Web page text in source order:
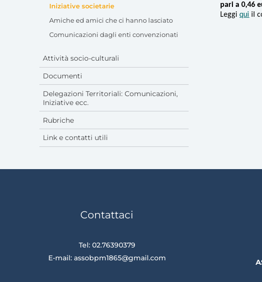
Iniziative societarie
Amiche ed amici che ci hanno lasciato
Comunicazioni dagli enti convenzionati
Attività socio-culturali
Documenti
Delegazioni Territoriali: Comunicazioni,
Iniziative ecc.
Rubriche
Link e contatti utili
pari a 0,46
Leggiqui il
Contattaci
Tel: 02.76390379
E-mail: assobpm1865@gmail.com